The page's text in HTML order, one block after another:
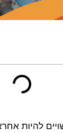
להיות